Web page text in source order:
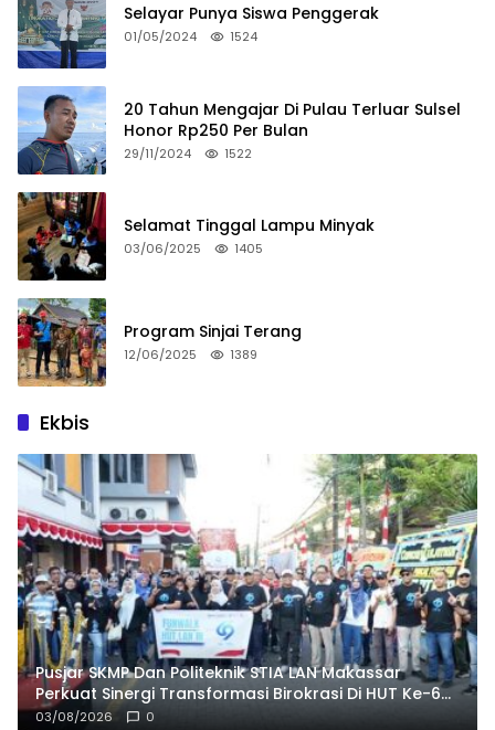
Selayar Punya Siswa Penggerak
01/05/2024 1524
20 Tahun Mengajar Di Pulau Terluar Sulsel
Honor Rp250 Per Bulan
29/11/2024 1522
Selamat Tinggal Lampu Minyak
03/06/2025 1405
Program Sinjai Terang
12/06/2025 1389
Ekbis
Pusjar SKMP Dan Politeknik STIA LAN Makassar
Perkuat Sinergi Transformasi Birokrasi Di HUT Ke-69
LAN RI
03/08/2026 0